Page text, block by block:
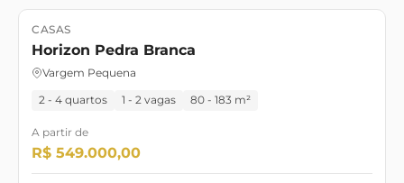
Lançamento
CASAS
Horizon Pedra Branca
Vargem Pequena
2 - 4 quartos 1 - 2 vagas 80 - 183 m²
A partir de
R$ 549.000,00